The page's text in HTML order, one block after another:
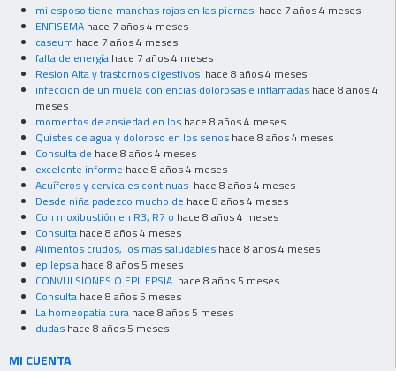
mi esposo tiene manchas rojas en las piernas hace 7 años 4 meses
ENFISEMA hace 7 años 4 meses
caseum hace 7 años 4 meses
falta de energía hace 7 años 4 meses
Resion Alta y trastornos digestivos hace 8 años 4 meses
infeccion de un muela con encias dolorosas e inflamadas hace 8 años 4
meses
momentos de ansiedad en los hace 8 años 4 meses
Quistes de agua y doloroso en los senos hace 8 años 4 meses
Consulta de hace 8 años 4 meses
excelente informe hace 8 años 4 meses
Acuíferos y cervicales continuas hace 8 años 4 meses
Desde niña padezco mucho de hace 8 años 4 meses
Con moxibustión en R3, R7 o hace 8 años 4 meses
Consulta hace 8 años 4 meses
Alimentos crudos, los mas saludables hace 8 años 4 meses
epilepsia hace 8 años 5 meses
CONVULSIONES O EPILEPSIA hace 8 años 5 meses
Consulta hace 8 años 5 meses
La homeopatia cura hace 8 años 5 meses
dudas hace 8 años 5 meses
MI CUENTA